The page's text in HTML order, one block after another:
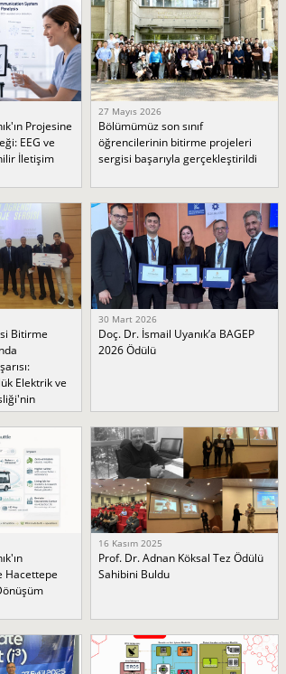
Projesine
EEG ve
İletişim
27 Mayıs 2026
Bölümümüz son sınıf
öğrencilerinin bitirme projeleri
sergisi başarıyla gerçekleştirildi
Bitirme
Elektrik ve
30 Mart 2026
Doç. Dr. İsmail Uyanık’a BAGEP
2026 Ödülü
Hacettepe
16 Kasım 2025
Prof. Dr. Adnan Köksal Tez Ödülü
Sahibini Buldu